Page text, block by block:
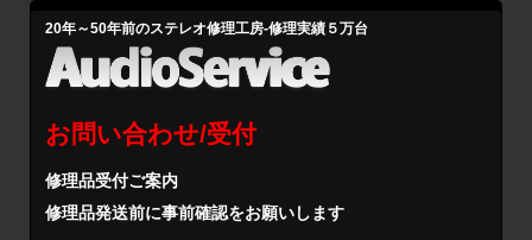
20年～50年前のステレオ修理工房-修理実績５万台
お問い合わせ/受付
修理品受付ご案内
修理品発送前に事前確認をお願いします